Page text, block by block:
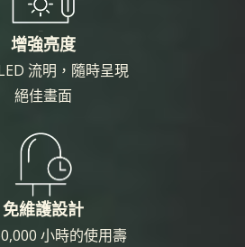
增強亮度
流明，隨時呈現
絕佳畫面
免維護設計
小時的使用壽